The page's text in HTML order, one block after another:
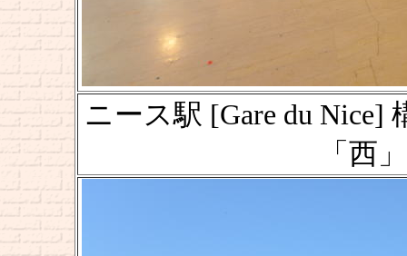
ニース駅 [Gare du Nice]
「西」